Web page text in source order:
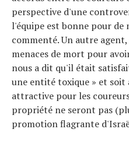
perspective d'une
l'équipe est bonne pour
commenté. Un autre
menaces de mort pour
nous a dit qu'il était
une entité toxique » et soit
attractive pour les
propriété ne seront pas
promotion flagrante